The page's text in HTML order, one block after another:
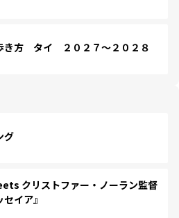
き方 タイ ２０２７～２０２８
グ
クリストファー・ノーラン監督
イア』